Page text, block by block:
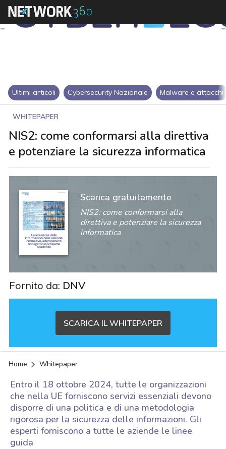
Ultimi articoli Cybersecurity Nazionale Malware e attacchi
WHITEPAPER
NIS2: come conformarsi alla direttiva
e potenziare la sicurezza informatica
Scarica gratuitamente
NIS2: come conformarsi alla
direttiva e potenziare la sicurezza
informatica
Fornito da: DNV
SCARICA IL WHITEPAPER
Home Whitepaper
Entro il 18 ottobre 2024, tutte le organizzazioni
che nella UE forniscono servizi essenziali devono
disporre di una politica e di una metodologia
rigorosa per la sicurezza delle informazioni. Gli
esperti forniscono a tutte le aziende le linee
guida